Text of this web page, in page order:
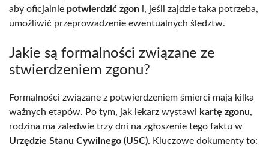
aby oficjalnie potwierdzić zgon i, jeśli zajdzie taka potrzeba,
umożliwić przeprowadzenie ewentualnych śledztw.
Jakie są formalności związane ze
stwierdzeniem zgonu?
Formalności związane z potwierdzeniem śmierci mają kilka
ważnych etapów. Po tym, jak lekarz wystawi kartę zgonu,
rodzina ma zaledwie trzy dni na zgłoszenie tego faktu w
Urzędzie Stanu Cywilnego (USC). Kluczowe dokumenty to: